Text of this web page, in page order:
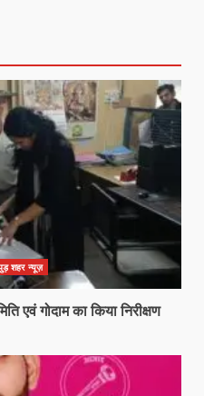
शहर न्यूज़
एवं गोदाम का किया निरीक्षण